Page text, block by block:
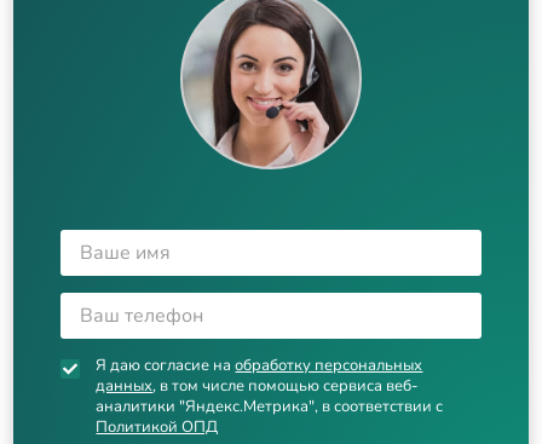
Я даю согласие наобработку персональных
данных, в том числе помощью сервиса веб-
аналитики "Яндекс.Метрика", в соответствии с
Политикой ОПД